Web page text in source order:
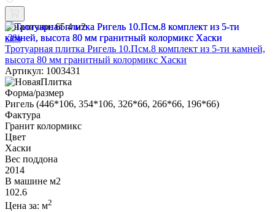
В наличии: 65.4 м2
-3%
Тротуарная плитка Ригель 10.Псм.8 комплект из 5-ти камней,
высота 80 мм гранитный колормикс Хаски
Артикул: 1003431
Форма/размер
Ригель (446*106, 354*106, 326*66, 266*66, 196*66)
Фактура
Гранит колормикс
Цвет
Хаски
Вес поддона
2014
В машине м2
102.6
Цена за: м2